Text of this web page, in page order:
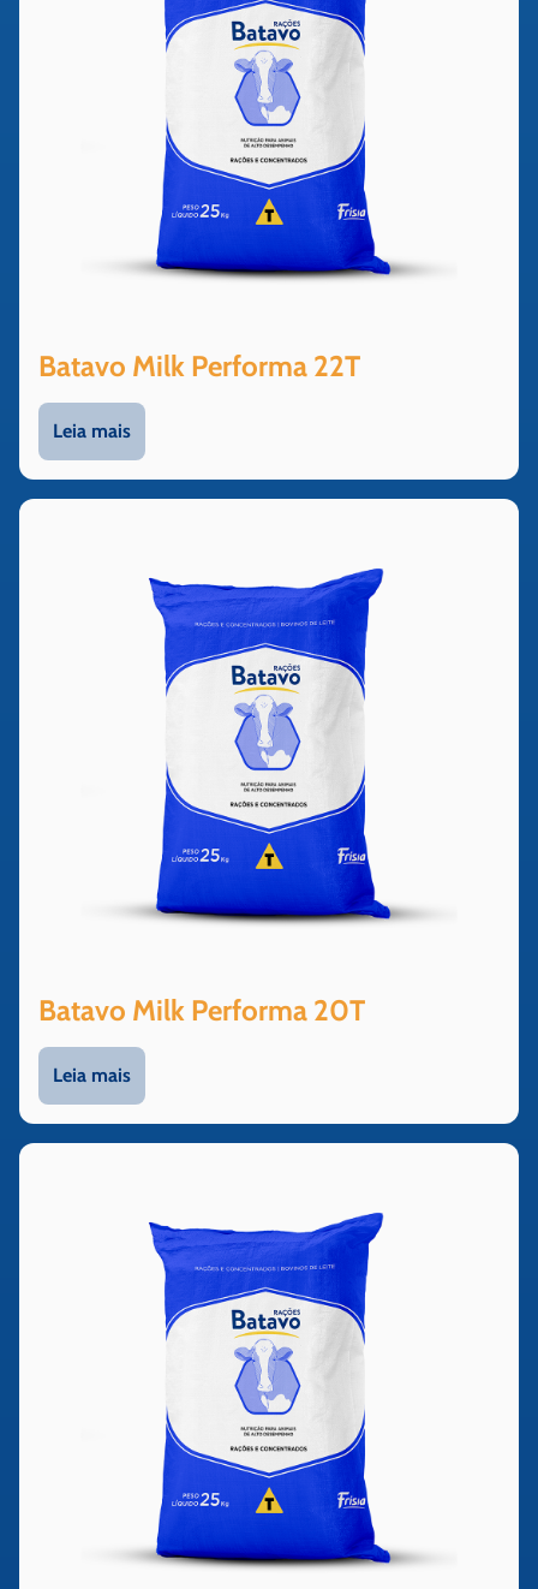
Batavo Milk Performa 22T
Leia mais
Batavo Milk Performa 20T
Leia mais